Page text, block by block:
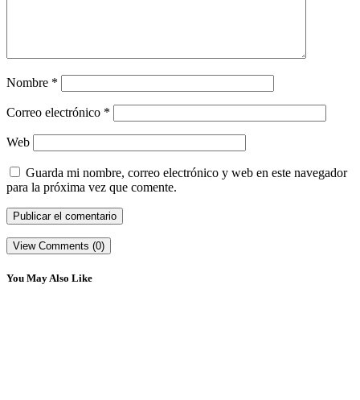
Nombre *
Correo electrónico *
Web
Guarda mi nombre, correo electrónico y web en este navegador
para la próxima vez que comente.
View Comments (0)
You May Also Like